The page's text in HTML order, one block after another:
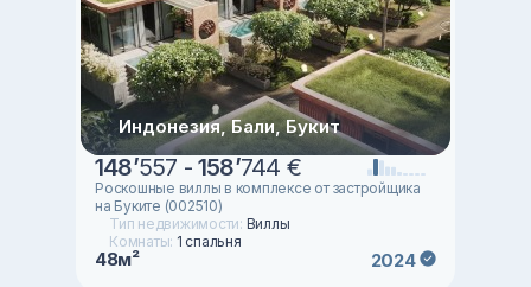
Индонезия, Бали, Букит
148’557 -158’744 €
Роскошные виллы в комплексе от застройщика
на Буките (002510)
Тип недвижимости: Виллы
Комнаты: 1 спальня
48м² 2024